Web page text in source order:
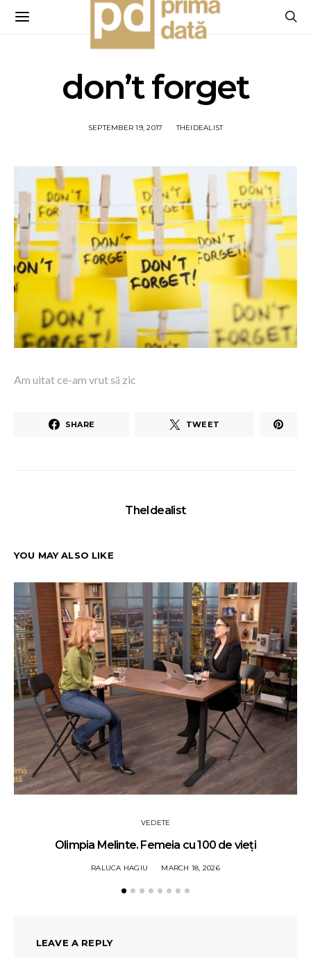
don’t forget
SEPTEMBER 19, 2017 THEIDEALIST
Am uitat ce-am vrut să zic
SHARE TWEET
TheIdealist
YOU MAY ALSO LIKE
VEDETE
Olimpia Melinte. Femeia cu 100 de vieți
RALUCA HAGIU MARCH 18, 2026
LEAVE A REPLY